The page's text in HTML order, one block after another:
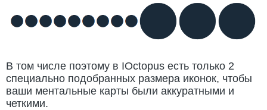
В том числе поэтому в IOctopus есть только 2
специально подобранных размера иконок, чтобы
ваши ментальные карты были аккуратными и
четкими.